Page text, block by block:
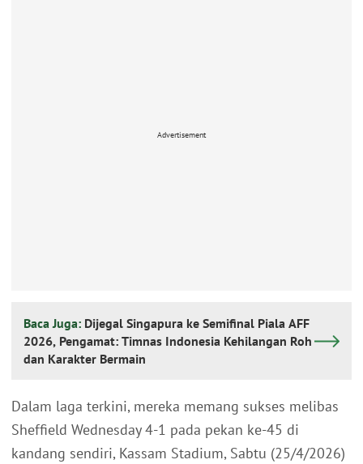
Advertisement
Baca Juga: Dijegal Singapura ke Semifinal Piala AFF
2026, Pengamat: Timnas Indonesia Kehilangan Roh
dan Karakter Bermain
Dalam laga terkini, mereka memang sukses melibas
Sheffield Wednesday 4-1 pada pekan ke-45 di
kandang sendiri, Kassam Stadium, Sabtu (25/4/2026)